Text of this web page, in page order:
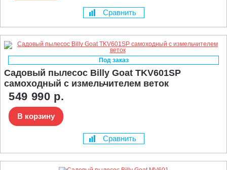
Сравнить
Под заказ
Садовый пылесос Billy Goat TKV601SP
самоходный с измельчителем веток
549 990 р.
В корзину
Сравнить